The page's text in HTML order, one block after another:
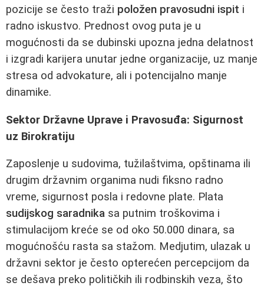
pozicije se često traži položen pravosudni ispit i
radno iskustvo. Prednost ovog puta je u
mogućnosti da se dubinski upozna jedna delatnost
i izgradi karijera unutar jedne organizacije, uz manje
stresa od advokature, ali i potencijalno manje
dinamike.
Sektor Državne Uprave i Pravosuđa: Sigurnost
uz Birokratiju
Zaposlenje u sudovima, tužilaštvima, opštinama ili
drugim državnim organima nudi fiksno radno
vreme, sigurnost posla i redovne plate. Plata
sudijskog saradnika sa putnim troškovima i
stimulacijom kreće se od oko 50.000 dinara, sa
mogućnošću rasta sa stažom. Medjutim, ulazak u
državni sektor je često opterećen percepcijom da
se dešava preko političkih ili rodbinskih veza, što